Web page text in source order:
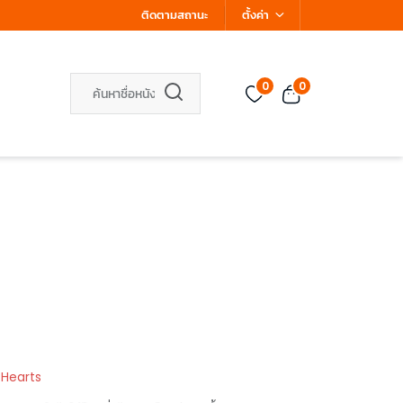
ติดตามสถานะ ตั้งค่า
0 0
Hearts